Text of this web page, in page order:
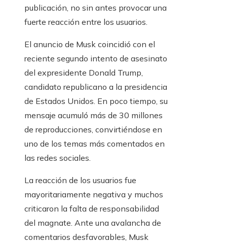
publicación, no sin antes provocar una
fuerte reacción entre los usuarios.
El anuncio de Musk coincidió con el
reciente segundo intento de asesinato
del expresidente Donald Trump,
candidato republicano a la presidencia
de Estados Unidos. En poco tiempo, su
mensaje acumuló más de 30 millones
de reproducciones, convirtiéndose en
uno de los temas más comentados en
las redes sociales.
La reacción de los usuarios fue
mayoritariamente negativa y muchos
criticaron la falta de responsabilidad
del magnate. Ante una avalancha de
comentarios desfavorables, Musk